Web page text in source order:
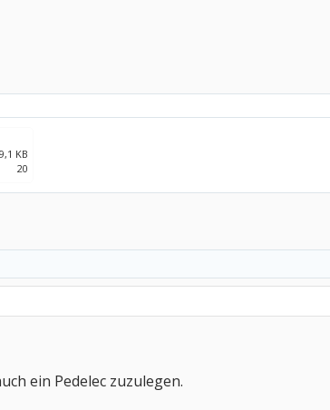
KB
20
ein Pedelec zuzulegen.